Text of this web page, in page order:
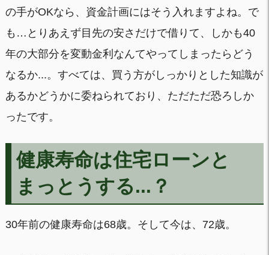
の手がOKなら、資金計画にはそう入れますよね。で
も…とりあえず目先の安さだけで借りて、しかも40
年の大部分を変動金利なんてやってしまったらどう
なるか...。すべては、買う方がしっかりとした知識が
あるかどうかに委ねられており、ただただ恐ろしか
ったです。
健康寿命は住宅ローンと
まっとうする...？
30年前の健康寿命は68歳。そして今は、72歳。